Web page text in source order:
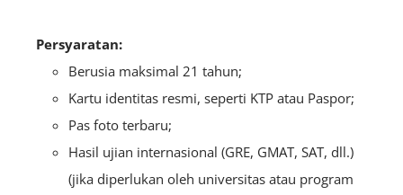
Persyaratan:
Berusia maksimal 21 tahun;
Kartu identitas resmi, seperti KTP atau Paspor;
Pas foto terbaru;
Hasil ujian internasional (GRE, GMAT, SAT, dll.)
(jika diperlukan oleh universitas atau program